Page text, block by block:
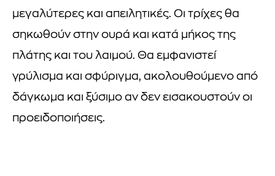
μεγαλύτερες και απειλητικές. Οι τρίχες θα
σηκωθούν στην ουρά και κατά μήκος της
πλάτης και του λαιμού. Θα εμφανιστεί
γρύλισμα και σφύριγμα, ακολουθούμενο από
δάγκωμα και ξύσιμο αν δεν εισακουστούν οι
προειδοποιήσεις.